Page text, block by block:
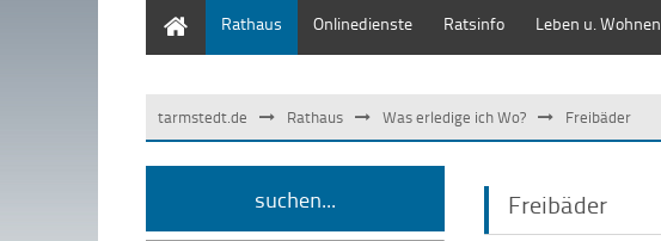
Rathaus Onlinedienste Ratsinfo Leben u. Wohnen
tarmstedt.de Rathaus Was erledige ich Wo? Freibäder
suchen... Freibäder